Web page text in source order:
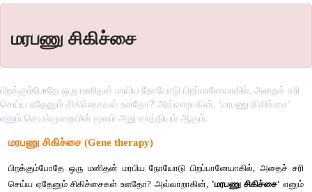
மரபணு சிகிச்சை
பிறக்கும்போதே ஒரு மனிதன் மரபிய நோயோடு பிறப்பானேயாகில், அதைச் சரி
செய்ய ஏதேனும் சிகிச்சைகள் உளதோ? அவ்வாறாகின், 'மரபணு சிகிச்சை'
எனும் செயல்முறையின் மூலம் அது சாத்தியம் ஆகும்.